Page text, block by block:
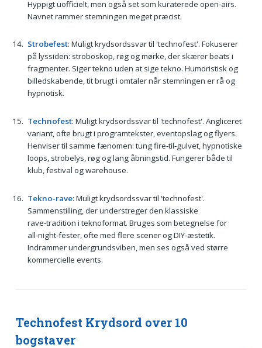
Hyppigt uofficielt, men også set som kuraterede open‑airs.
Navnet rammer stemningen meget præcist.
Strobefest: Muligt krydsordssvar til 'technofest'. Fokuserer
på lyssiden: stroboskop, røg og mørke, der skærer beats i
fragmenter. Siger tekno uden at sige tekno. Humoristisk og
billedskabende, tit brugt i omtaler når stemningen er rå og
hypnotisk.
Technofest: Muligt krydsordssvar til 'technofest'. Angliceret
variant, ofte brugt i programtekster, eventopslag og flyers.
Henviser til samme fænomen: tung fire‑til‑gulvet, hypnotiske
loops, strobelys, røg og lang åbningstid. Fungerer både til
klub, festival og warehouse.
Tekno-rave: Muligt krydsordssvar til 'technofest'.
Sammenstilling, der understreger den klassiske
rave‑tradition i teknoformat. Bruges som betegnelse for
all‑night‑fester, ofte med flere scener og DIY‑æstetik.
Indrammer undergrundsviben, men ses også ved større
kommercielle events.
Technofest Krydsord over 10
bogstaver